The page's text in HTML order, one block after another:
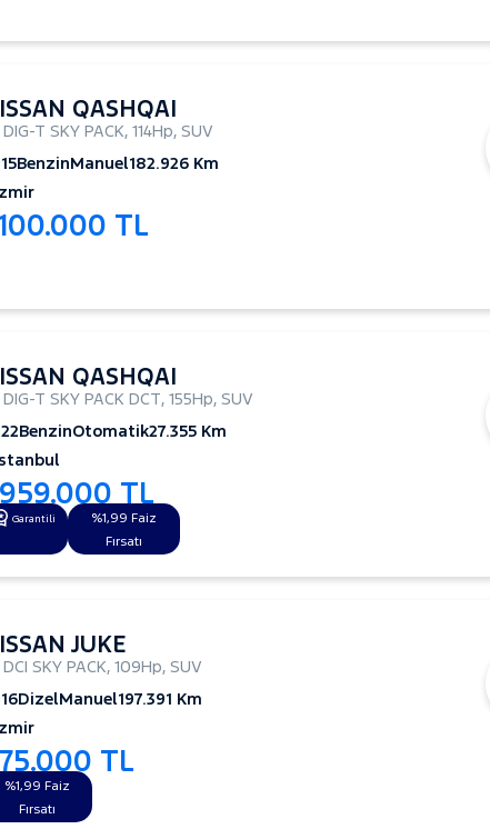
QASHQAI
DIG-T SKY PACK, 114Hp, SUV
BenzinManuel182.926 Km
TL
QASHQAI
DIG-T SKY PACK DCT, 155Hp, SUV
BenzinOtomatik27.355 Km
TL
Garantili
%1,99 Faiz
Fırsatı
JUKE
DCI SKY PACK, 109Hp, SUV
DizelManuel197.391 Km
TL
%1,99 Faiz
Fırsatı